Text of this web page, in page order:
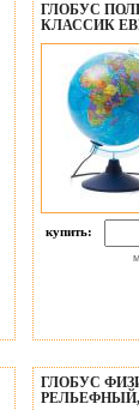
ГЛОБУС
КЛАССИК
купить:
ГЛОБУС